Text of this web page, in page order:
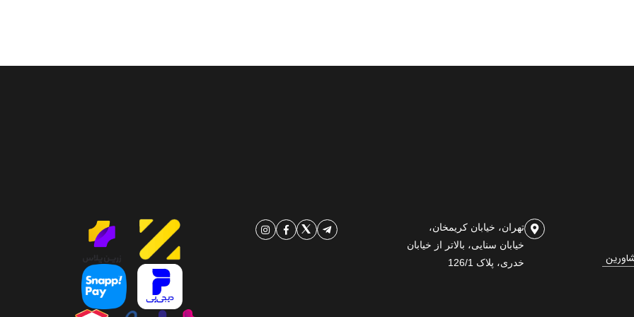
تهران، خیابان کریمخان،
خیابان سنایی، بالاتر از خیابان
خدری، پلاک 126/1